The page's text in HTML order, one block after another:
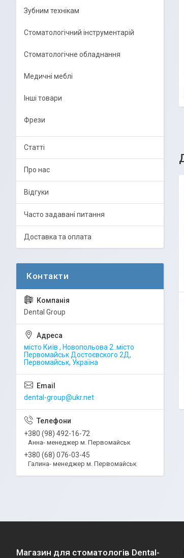
Зубним технікам
Стоматологічний інструментарій
Стоматологічне обладнання
Медичні меблі
Інші товари
Фрези
Статті
Про нас
Відгуки
Часто задавані питання
Доставка та оплата
Dental Group
місто Київ , Новопольова 2 .місто
Первомайськ Достоєвского 2Д,
Первомайськ, Україна
dental-group@ukr.net
+380 (98) 492-16-72
Анна- менеджер м. Первомайськ
+380 (68) 076-03-45
Галина- менеджер м. Первомайськ
Магазин для стоматологів Dental-